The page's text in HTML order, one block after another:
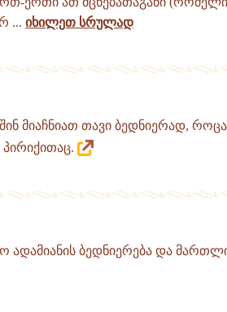
... იხილეთ სრულად
მიაჩნიათ თავი ბედნიერად,
ადამიანის ბედნიერება და